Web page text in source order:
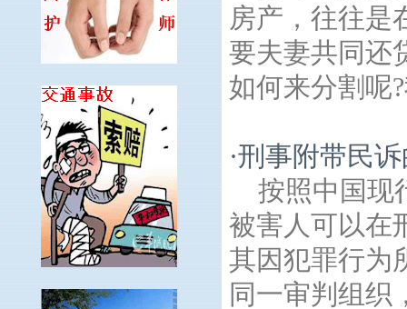
房产，往往是
要夫妻共同还
如何来分割呢
·刑事附带民
按照中国现
被害人可以在
其因犯罪行为
同一审判组织